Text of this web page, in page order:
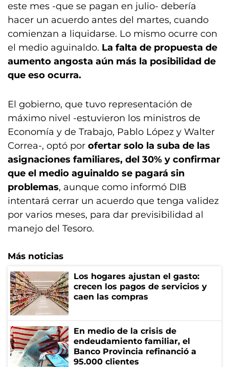
este mes -que se pagan en julio- debería
hacer un acuerdo antes del martes, cuando
comienzan a liquidarse. Lo mismo ocurre con
el medio aguinaldo. La falta de propuesta de
aumento angosta aún más la posibilidad de
que eso ocurra.
El gobierno, que tuvo representación de
máximo nivel -estuvieron los ministros de
Economía y de Trabajo, Pablo López y Walter
Correa-, optó por ofertar solo la suba de las
asignaciones familiares, del 30% y confirmar
que el medio aguinaldo se pagará sin
problemas, aunque como informó DIB
intentará cerrar un acuerdo que tenga validez
por varios meses, para dar previsibilidad al
manejo del Tesoro.
Más noticias
Los hogares ajustan el gasto:
crecen los pagos de servicios y
caen las compras
En medio de la crisis de
endeudamiento familiar, el
Banco Provincia refinanció a
95.000 clientes